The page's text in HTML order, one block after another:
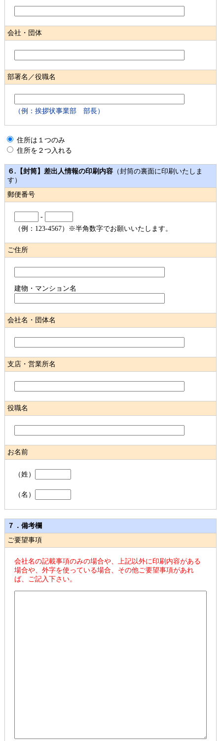
会社・団体
部署名／役職名
（例：挨拶状事業部 部長）
住所は１つのみ
住所を２つ入れる
６.【封筒】差出人情報の印刷内容（封筒の裏面に印刷いたしま
す）
郵便番号
-
（例：123-4567）※半角数字でお願いいたします。
ご住所
建物・マンション名
会社名・団体名
支店・営業所名
役職名
お名前
（姓）
（名）
７．備考欄
ご要望事項
会社名の記載事項のみの場合や、上記以外に印刷内容がある
場合や、外字を使っている場合、その他ご要望事項があれ
ば、ご記入下さい。